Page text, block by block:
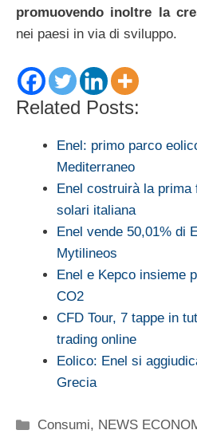
promuovendo inoltre la
nei paesi in via di sviluppo.
Related Posts:
Enel: primo parco
Mediterraneo
Enel costruirà la prima
solari italiana
Enel vende 50,01% di
Mytilineos
Enel e Kepco insieme
CO2
CFD Tour, 7 tappe in
trading online
Eolico: Enel si
Grecia
Categorie
Consumi, NEWS